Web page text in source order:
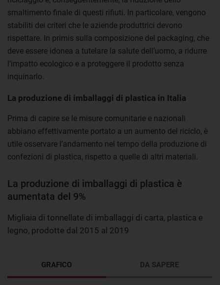
smaltimento finale di questi rifiuti. In particolare, vengono
stabiliti dei criteri che le aziende produttrici devono
rispettare. In primis sulla composizione del packaging, che
deve essere idonea a tutelare la salute dell’uomo, a ridurre
l’impatto ecologico e a proteggere il prodotto senza
inquinarlo.
La produzione di imballaggi di plastica in Italia
Prima di capire se le misure comunitarie e nazionali
abbiano effettivamente portato a un aumento del riciclo, è
utile osservare l’andamento nel tempo della produzione di
confezioni di plastica, rispetto a quelle di altri materiali.
La produzione di imballaggi di plastica è
aumentata del 9%
Migliaia di tonnellate di imballaggi di carta, plastica e
legno, prodotte dal 2015 al 2019
GRAFICO DA SAPERE